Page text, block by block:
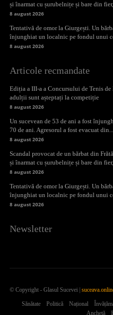
și înarmat cu șurubelnițe și bare din
8 august 2026
Tentativă de omor la Giurgești. Un
înjunghiat un localnic pe fondul unui
8 august 2026
Articole recmandate
Ediția a III-a a Concursului de Tenis
adulții sunt așteptați la competiție
8 august 2026
Un sucevean de 53 de ani a fost
70 de ani. Agresorul a fost evacuat din...
8 august 2026
Scandal provocat de un bărbat din
și înarmat cu șurubelnițe și bare din
8 august 2026
Tentativă de omor la Giurgești. Un
înjunghiat un localnic pe fondul unui
8 august 2026
Newsletter
© Copyright - Glasul Sucevei |
Sănătate Politică Național
Anchetă